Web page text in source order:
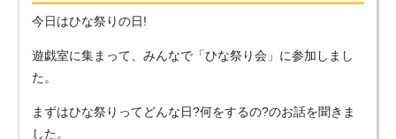
今日はひな祭りの日!
遊戯室に集まって、みんなで「ひな祭り会」に参加しまし
た。
まずはひな祭りってどんな日?何をするの?のお話を聞きま
した。